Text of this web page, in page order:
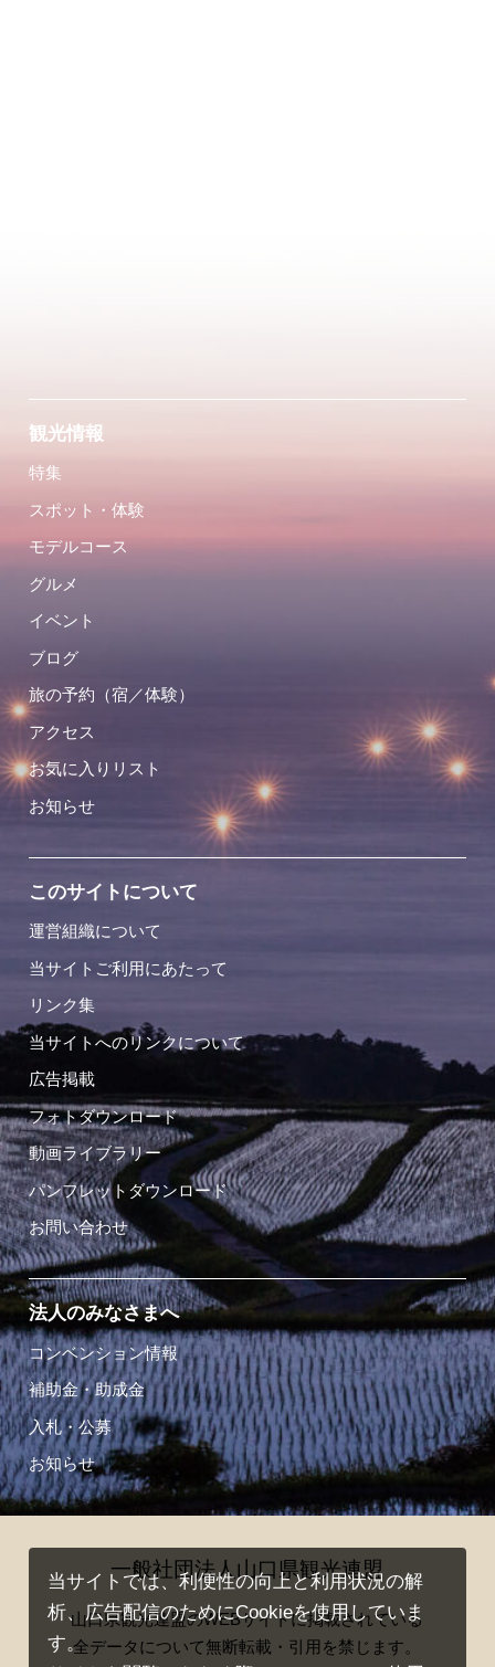
観光情報
特集
スポット・体験
モデルコース
グルメ
イベント
ブログ
旅の予約（宿／体験）
アクセス
お気に入りリスト
お知らせ
このサイトについて
運営組織について
当サイトご利用にあたって
リンク集
当サイトへのリンクについて
広告掲載
フォトダウンロード
動画ライブラリー
パンフレットダウンロード
お問い合わせ
法人のみなさまへ
コンベンション情報
補助金・助成金
入札・公募
お知らせ
一般社団法人山口県観光連盟
山口県観光連盟のWEBサイトに掲載されている
全データについて無断転載・引用を禁じます。
当サイトでは、利便性の向上と利用状況の解
析、広告配信のためにCookieを使用していま
す。